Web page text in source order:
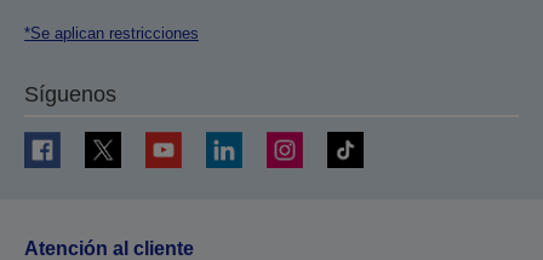
*Se aplican restricciones
Síguenos
Atención al cliente